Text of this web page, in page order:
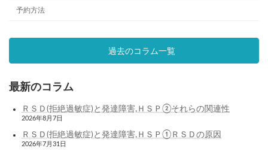
予約方法
過去のコラム一覧
最新のコラム
ＲＳＤ(拒絶過敏症)と発達障害,ＨＳＰ②それらの関連性
2026年8月7日
ＲＳＤ(拒絶過敏症)と発達障害,ＨＳＰ①ＲＳＤの原因
2026年7月31日